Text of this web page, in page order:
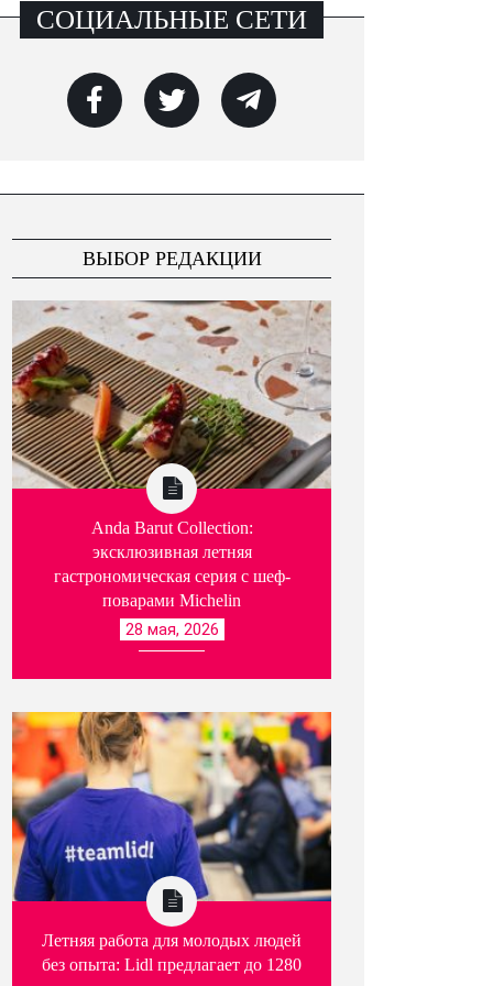
СОЦИАЛЬНЫЕ СЕТИ
ВЫБОР РЕДАКЦИИ
Anda Barut Collection:
эксклюзивная летняя
гастрономическая серия с шеф-
поварами Michelin
28 мая, 2026
Летняя работа для молодых людей
без опыта: Lidl предлагает до 1280